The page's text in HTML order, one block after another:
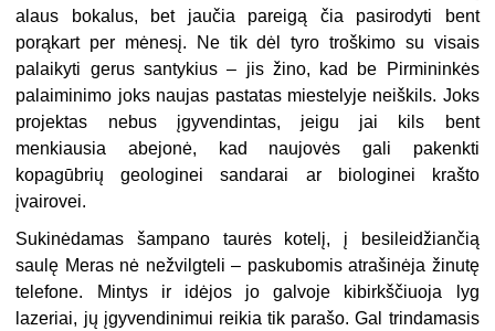
alaus bokalus, bet jaučia pareigą čia pasirodyti bent
porąkart per mėnesį. Ne tik dėl tyro troškimo su visais
palaikyti gerus santykius – jis žino, kad be Pirmininkės
palaiminimo joks naujas pastatas miestelyje neiškils. Joks
projektas nebus įgyvendintas, jeigu jai kils bent
menkiausia abejonė, kad naujovės gali pakenkti
kopagūbrių geologinei sandarai ar biologinei krašto
įvairovei.
Sukinėdamas šampano taurės kotelį, į besileidžiančią
saulę Meras nė nežvilgteli – paskubomis atrašinėja žinutę
telefone. Mintys ir idėjos jo galvoje kibirkščiuoja lyg
lazeriai, jų įgyvendinimui reikia tik parašo. Gal trindamasis